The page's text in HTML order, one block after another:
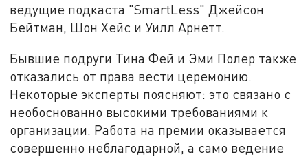
ведущие подкаста "SmartLess" Джейсон
Бейтман, Шон Хейс и Уилл Арнетт.
Бывшие подруги Тина Фей и Эми Полер также
отказались от права вести церемонию.
Некоторые эксперты поясняют: это связано с
необоснованно высокими требованиями к
организации. Работа на премии оказывается
совершенно неблагодарной, а само ведение